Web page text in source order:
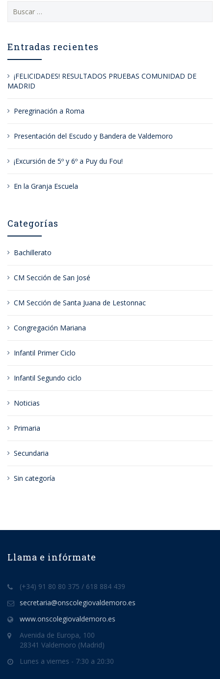
Entradas recientes
¡FELICIDADES! RESULTADOS PRUEBAS COMUNIDAD DE
MADRID
Peregrinación a Roma
Presentación del Escudo y Bandera de Valdemoro
¡Excursión de 5º y 6º a Puy du Fou!
En la Granja Escuela
Categorías
Bachillerato
CM Sección de San José
CM Sección de Santa Juana de Lestonnac
Congregación Mariana
Infantil Primer Ciclo
Infantil Segundo ciclo
Noticias
Primaria
Secundaria
Sin categoría
Llama e infórmate
(+34) 91 80 80 375 / 618 884 439
secretaria@onscolegiovaldemoro.es
www.onscolegiovaldemoro.es
Avenida de Europa, 100
28341 Valdemoro (Madrid)
Lunes a viernes - 7:30 a 20:30